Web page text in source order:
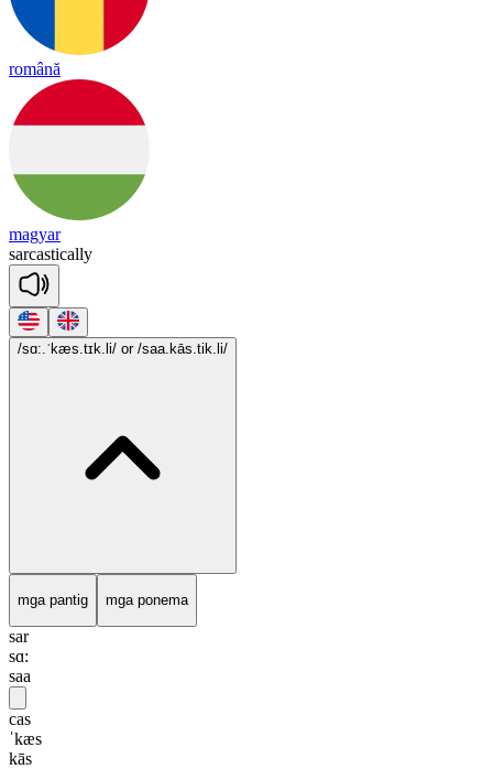
română
magyar
sarcastically
/sɑ:.ˈkæs.tɪk.li/ or /saa.kās.tik.li/
mga pantig mga ponema
sar
sɑ:
saa
cas
ˈkæs
kās